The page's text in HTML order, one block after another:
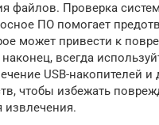
файлов. Проверка
ПО помогает
может привести к
всегда
USB-накопителей и
чтобы избежать